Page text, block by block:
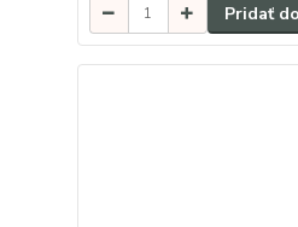
Pridať